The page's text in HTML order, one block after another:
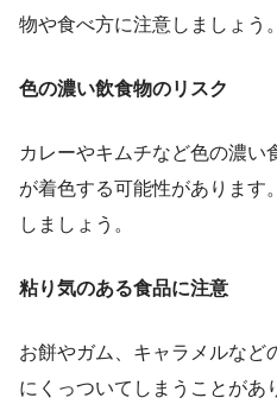
物や食べ方に注意しましょう。
色の濃い飲食物のリスク
カレーやキムチなど色の濃い
が着色する可能性があります
しましょう。
粘り気のある食品に注意
お餅やガム、キャラメルなど
にくっついてしまうことがあ